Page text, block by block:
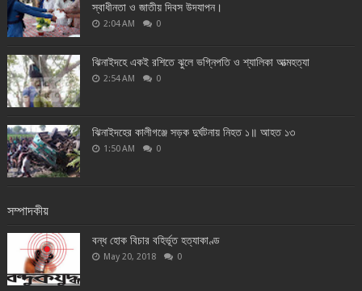
স্বাধীনতা ও জাতীয় দিবস উদযাপন।
2:04 AM 0
ঝিনাইদহে একই রশিতে ঝুলে ভগ্নিপতি ও শ্যালিকা আত্মহত্যা
2:54 AM 0
ঝিনাইদহের কালীগঞ্জে সড়ক দুর্ঘটনায় নিহত ১॥ আহত ১৩
1:50 AM 0
সম্পাদকীয়
বন্ধ হোক বিচার বহির্ভূত হত্যাকাণ্ড
May 20, 2018 0